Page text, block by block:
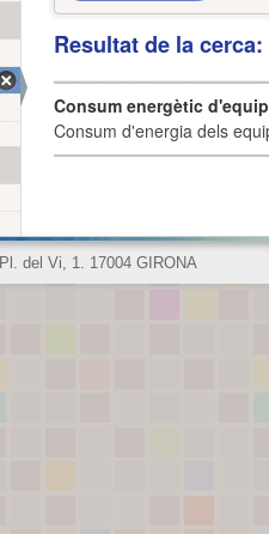
Resultat de la
Consum energètic
Consum d'energia dels
Pl. del Vi, 1. 17004 GIRONA